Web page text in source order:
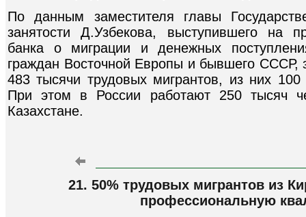
По данным заместителя главы
занятости Д.Узбекова, выступившего на
банка о миграции и денежных
граждан Восточной Европы и бывшего СССР,
483 тысячи трудовых мигрантов, из них
При этом в России работают 250 тысяч
Казахстане.
21. 50% трудовых мигрантов из
профессиональную